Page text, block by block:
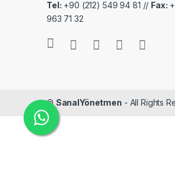
Tel: +90 (212) 549 94 81 // Fax:
963 71 32
©SanalYönetmen - All Rights